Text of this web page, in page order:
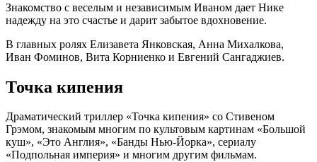
Знакомство с веселым и независимым Иваном дает Нике
надежду на это счастье и дарит забытое вдохновение.
В главных ролях Елизавета Янковская, Анна Михалкова,
Иван Фоминов, Вита Корниенко и Евгений Сангаджиев.
Точка кипения
Драматический триллер «Точка кипения» со Стивеном
Грэмом, знакомым многим по культовым картинам «Большой
куш», «Это Англия», «Банды Нью-Йорка», сериалу
«Подпольная империя» и многим другим фильмам.